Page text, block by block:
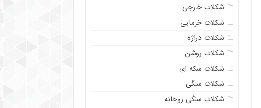
شکلات خارجی
شکلات خرمایی
شکلات دراژه
شکلات روشن
شکلات سکه ای
شکلات سنگی
شکلات سنگی روخانه